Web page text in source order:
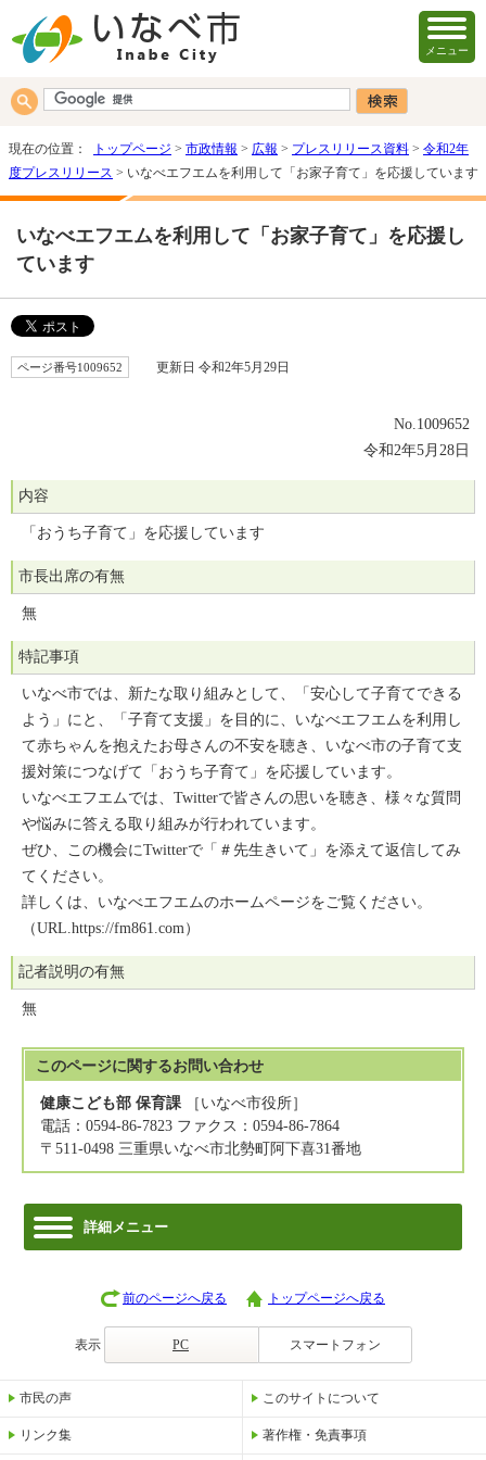
メニュー
現在の位置： トップページ > 市政情報 > 広報 > プレスリリース資料 > 令和2年
度プレスリリース > いなべエフエムを利用して「お家子育て」を応援しています
いなべエフエムを利用して「お家子育て」を応援し
ています
ページ番号1009652 更新日 令和2年5月29日
No.1009652
令和2年5月28日
内容
「おうち子育て」を応援しています
市長出席の有無
無
特記事項
いなべ市では、新たな取り組みとして、「安心して子育てできる
よう」にと、「子育て支援」を目的に、いなべエフエムを利用し
て赤ちゃんを抱えたお母さんの不安を聴き、いなべ市の子育て支
援対策につなげて「おうち子育て」を応援しています。
いなべエフエムでは、Twitterで皆さんの思いを聴き、様々な質問
や悩みに答える取り組みが行われています。
ぜひ、この機会にTwitterで「＃先生きいて」を添えて返信してみ
てください。
詳しくは、いなべエフエムのホームページをご覧ください。
（URL.https://fm861.com）
記者説明の有無
無
このページに関するお問い合わせ
健康こども部 保育課 ［いなべ市役所］
電話：0594-86-7823 ファクス：0594-86-7864
〒511-0498 三重県いなべ市北勢町阿下喜31番地
詳細メニュー
前のページへ戻る トップページへ戻る
表示 PC スマートフォン
市民の声 このサイトについて
リンク集 著作権・免責事項